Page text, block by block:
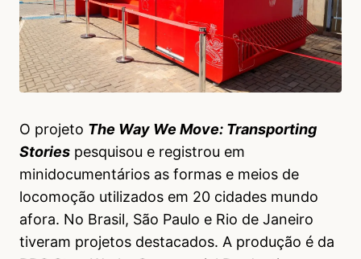
O projeto The Way We Move: Transporting
Stories pesquisou e registrou em
minidocumentários as formas e meios de
locomoção utilizados em 20 cidades mundo
afora. No Brasil, São Paulo e Rio de Janeiro
tiveram projetos destacados. A produção é da